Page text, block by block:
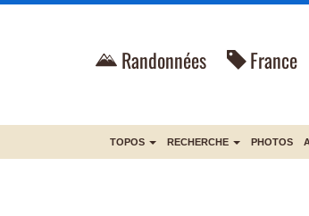
Randonnées France
TOPOS RECHERCHE PHOTOS